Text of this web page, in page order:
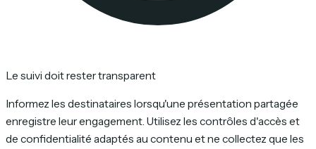
Le suivi doit rester transparent
Informez les destinataires lorsqu'une présentation partagée
enregistre leur engagement. Utilisez les contrôles d'accès et
de confidentialité adaptés au contenu et ne collectez que les